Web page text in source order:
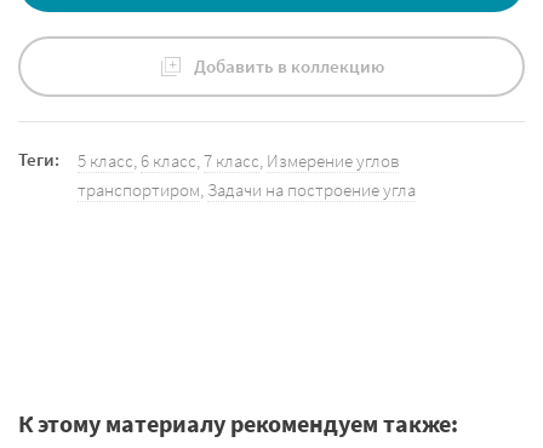
Добавить в коллекцию
Теги: 5 класс,6 класс,7 класс, Измерение углов
транспортиром, Задачи на построение угла
К этому материалу рекомендуем также: